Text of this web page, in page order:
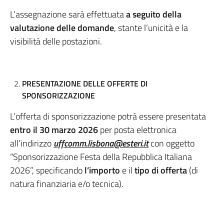
L’assegnazione sarà effettuataa seguito della
valutazione delle domande, stante l’unicità e la
visibilità delle postazioni.
PRESENTAZIONE DELLE OFFERTE DI
SPONSORIZZAZIONE
L’offerta di sponsorizzazione potrà essere presentata
entro il 30 marzo 2026per posta elettronica
all’indirizzouffcomm.lisbona@esteri.itcon oggetto
“Sponsorizzazione Festa della Repubblica Italiana
2026”, specificandol’importo e iltipo di offerta(di
natura finanziaria e/o tecnica).